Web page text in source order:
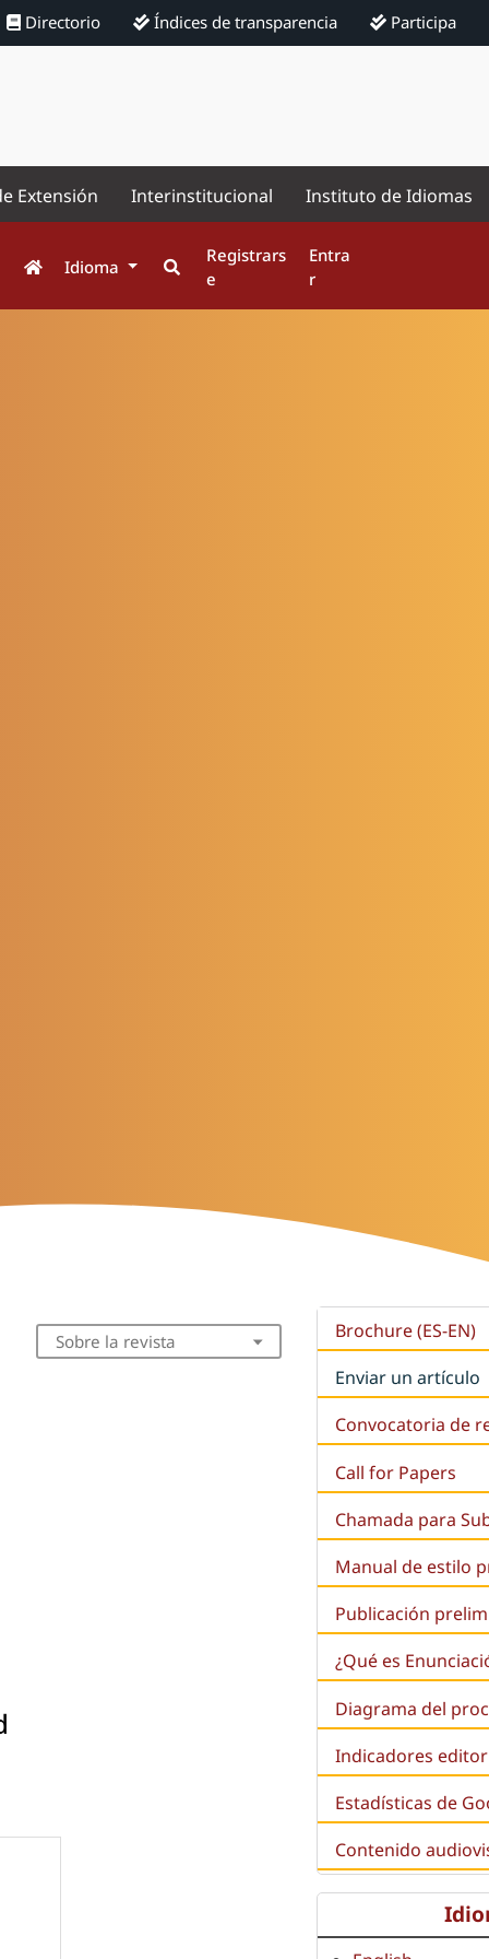
Directorio Índices de transparencia Participa
Extensión Interinstitucional Instituto de Idiomas
Idioma
Registrars
e
Entra
r
Sobre la revista
Brochure (ES-EN)
Enviar un artículo
Convocatoria de
Call for Papers
Chamada para
Manual de estilo
Publicación
¿Qué es
Diagrama del
Indicadores
Estadísticas de
Contenido